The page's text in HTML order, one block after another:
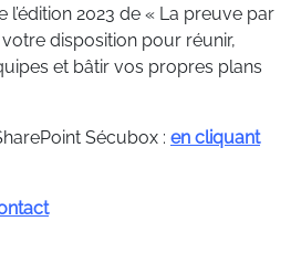
l’édition 2023 de « La preuve par
disposition pour réunir,
et bâtir vos propres plans
Sécubox : en cliquant